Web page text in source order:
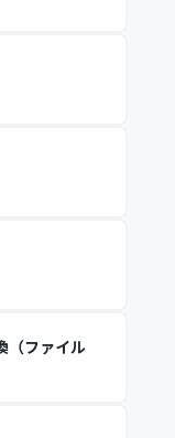
（ファイル